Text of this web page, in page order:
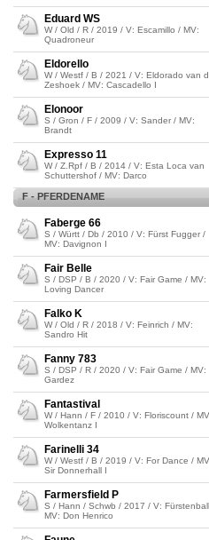
Eduard WS
W / Old / R / 2019 / V: Escamillo / MV:
Quadroneur
Eldorello
W / Westf / B / 2021 / V: Eldorado van
Zeshoek / MV: Cascadello I
Elonoor
S / Gron / F / 2009 / V: Sander / MV:
Brandt
Expresso 11
W / Z.Rpf / B / 2014 / V: Esta Loca van
Schuttershof / MV: Darco
F - PFERDENAME
Faberge 66
S / Württ / Db / 2010 / V: Fürst Fugger /
MV: Davignon I
Fair Belle
S / DSP / B / 2020 / V: Fair Game / MV:
Loving Dancer
Falko K
W / Old / R / 2018 / V: Feinrich / MV:
Sandro Hit
Fanny 783
S / DSP / R / 2020 / V: Fair Game / MV:
Gardez
Fantastival
W / Hann / F / 2010 / V: Floriscount /
Wolkentanz I
Farinelli 34
W / Westf / B / 2019 / V: For Dance /
Sir Donnerhall I
Farmersfield P
S / Hann / Schwb / 2017 / V:
MV: Don Henrico